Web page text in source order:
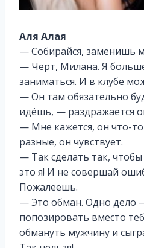
Аля Алая
— Собирайся, заменишь
— Черт, Милана. Я
заниматься. И в клубе
— Он там обязательно
идёшь, — раздражается
— Мне кажется, он что-
разные, он чувствует.
— Так сделать так,
это я! И не совершай
Пожалеешь.
— Это обман. Одно дело
попозировать вместо
обмануть мужчину и